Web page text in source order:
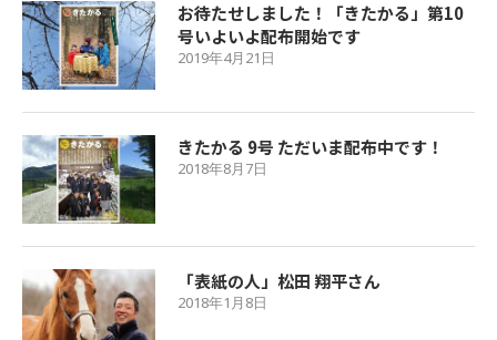
お待たせしました！「きたかる」第10
号いよいよ配布開始です
2019年4月21日
きたかる 9号 ただいま配布中です！
2018年8月7日
「表紙の人」松田 翔平さん
2018年1月8日